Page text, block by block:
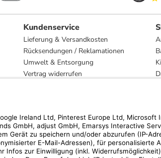
Kundenservice
Lieferung & Versandkosten
Rücksendungen / Reklamationen
Umwelt & Entsorgung
Vertrag widerrufen